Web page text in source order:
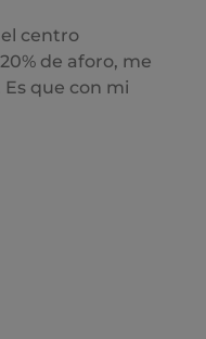
centro
de aforo, me
que con mi